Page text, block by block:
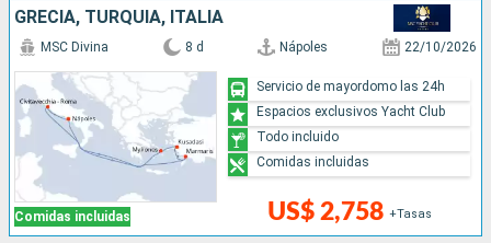
GRECIA, TURQUÍA, ITALIA
Comidas incluidas
MSC Divina 8 d Nápoles 22/10/2026
US$ 2,758 +Tasas
Servicio de mayordomo las 24h
Espacios exclusivos Yacht Club
Todo incluido
Comidas incluidas